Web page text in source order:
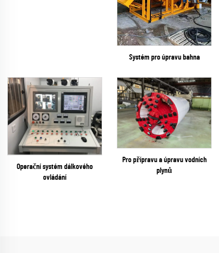
Systém pro úpravu bahna
Operační systém dálkového
ovládání
Pro přípravu a úpravu vodních
plynů